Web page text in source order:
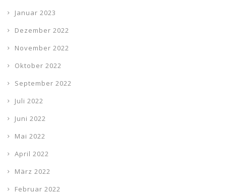
Januar 2023
Dezember 2022
November 2022
Oktober 2022
September 2022
Juli 2022
Juni 2022
Mai 2022
April 2022
März 2022
Februar 2022